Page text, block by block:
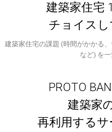
建築家住宅
チョイスし
建築家住宅の課題 (時間がかかる
など) を
PROTO
建築家
再利用するサ